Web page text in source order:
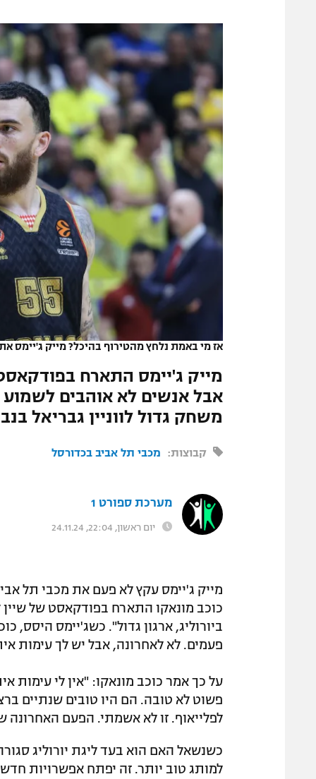
תקנון משתתפים וזוכים בפרסים
תקנון עבור פעילות אלקטרה
תקנון עבור פעילות ספורט 1 – "מרלן"
טניס
גיימינג E-Sports
תנאי שימוש
מדיניות פרטיות
תקנון פעילות ספורט 1
רשיון להקרנה פומבית לבית עסק
הצטרפות לחבילת הערוצים
לוח דרושים – ג'ובנט
מכבי
בני
אז מי באמת נלחץ מהטירוף בהיכל? מייק ג'יימס
מייק ג'יימס התארח בפודקאסט
אבל אנשים לא אוהבים
משחק גדול לווניין גבריאל
קבוצות: מכבי תל אביב בכדורסל
מערכת ספורט 1
יום ראשון, 22:04, 24.11.24
מייק ג'יימס עקץ לא פעם את מכבי תל
כוכב מונאקו התארח בפודקאסט של שיין
ביורוליג, ארגון גדול". כשג'יימס היסס,
פעמים. לא לאחרונה, אבל יש לך עימות
על כך אמר כוכב מונאקו: "אין לי
פשוט לא טובה. הם היו טובים שנתיים
לפלייאוף. זו לא אשמתי. הפעם האחרונה
למותג טוב יותר. זה יפתח אפשרויות